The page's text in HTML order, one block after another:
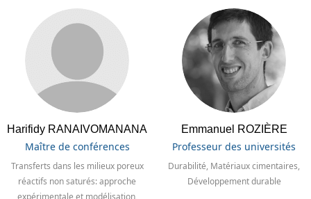
Harifidy RANAIVOMANANA
Maître de conférences
Transferts dans les milieux poreux
réactifs non saturés: approche
expérimentale et modélisation,
Emmanuel ROZIÈRE
Professeur des universités
Durabilité, Matériaux cimentaires,
Développement durable